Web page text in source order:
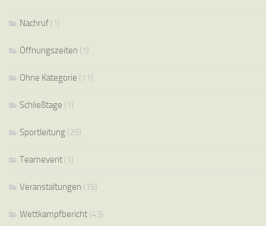
Nachruf (1)
Öffnungszeiten (1)
Ohne Kategorie (11)
Schließtage (1)
Sportleitung (25)
Teamevent (1)
Veranstaltungen (15)
Wettkampfbericht (43)